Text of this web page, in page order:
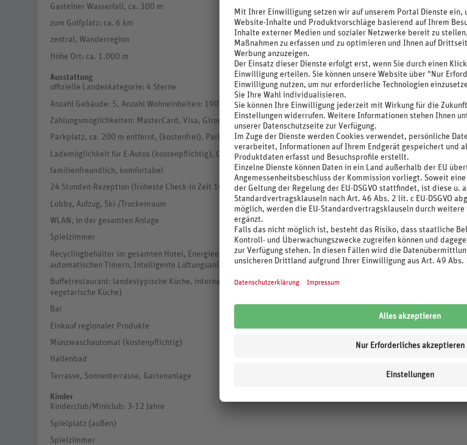
Gasteiner Wasserfall, ca. 300 m
zum Golfplatz: ca. 6 km
zentral, Wanderregion
Höhe Ort: ca. 1.000 m
Ausstattung
offizielle Landeskategorie: 4 Sterne
Anzahl Gebäude: 5, Anzahl Wohneinheiten: 190
Zahlungsmöglichkeiten: MasterCard, Visa, Girocard
Parkplatz, ca. 200 m entfernt, (kostenfrei), Parkplatz direkt am Hotel (kostenpflichtig)
Lademöglichkeit für E-Autos (kostenpflichtig), Carsharing-Station
familienfreundlich, komfortabel
24 Stunden-Rezeption (früheste Check-in Zeit 16 Uhr, späteste Check-out Zeit 10 Uhr)
Lobby, Aufzug, Ski-/Trockenraum
WLAN, in der gesamten Anlage
Spielzimmer
Recyclingbehälter im gesamten Hotel, Energieeffiziente Beleuchtung, Einsatz von Bewegungsmeldern und
automatischen Timern, Intelligente Lüftungsanlagen mit Wärmerückgewinnung
Buffetrestaurant: landestypische Küche, internationale Küche, regionale Küche, spezielle Kost (Allergikerkost,
vegetarische Küche)
Bar
Einkauf regionaler Produkte
Münzwaschautomat (kostenpflichtig)
Hallenbad
Terrasse, Sonnenterrasse, Gartenanlage
Kinder
Kinderclub/Miniclub: 3-12 Jahre
Spielplatz (außen)
Spielzimmer